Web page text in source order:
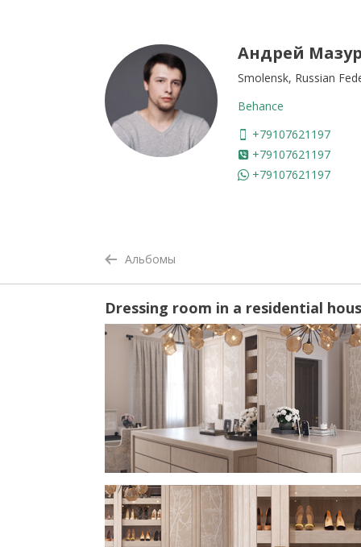
Андрей
Smolensk, Russian
Behance
+79107621197
+79107621197
+79107621197
Альбомы
Dressing room in a residential